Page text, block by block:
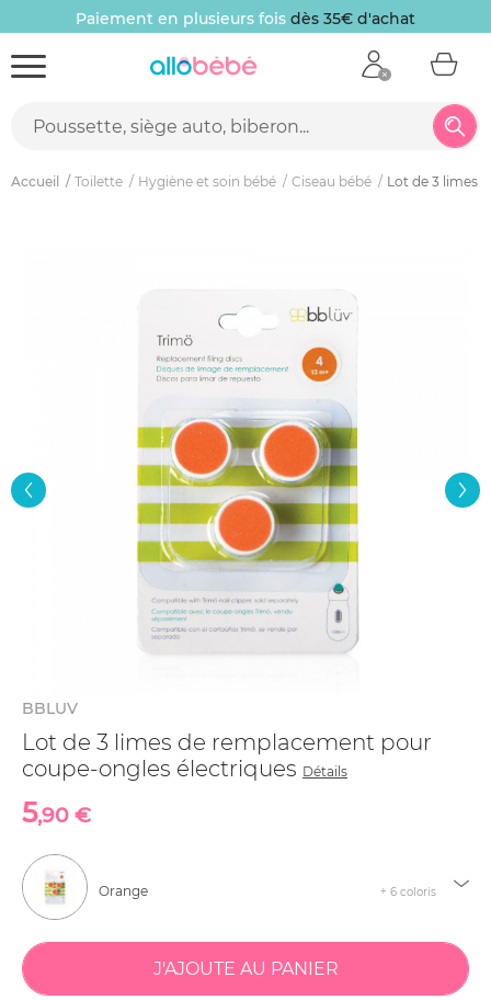
Paiement en plusieurs fois dès 35€ d'achat
Accueil Toilette Hygiène et soin bébé Ciseau bébé Lot de 3 limes
BBLUV
Lot de 3 limes de remplacement pour
coupe-ongles électriques Détails
5,90 €
Orange + 6 coloris